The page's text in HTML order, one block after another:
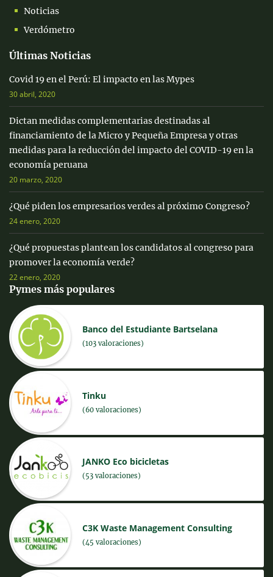
Noticias
Verdómetro
Últimas Noticias
Covid 19 en el Perú: El impacto en las Mypes
30 abril, 2020
Dictan medidas complementarias destinadas al
financiamiento de la Micro y Pequeña Empresa y otras
medidas para la reducción del impacto del COVID-19 en la
economía peruana
20 marzo, 2020
¿Qué piden los empresarios verdes al próximo Congreso?
24 enero, 2020
¿Qué propuestas plantean los candidatos al congreso para
promover la economía verde?
22 enero, 2020
Pymes más populares
Banco del Estudiante Bartselana
(103 valoraciones)
Tinku
(60 valoraciones)
JANKO Eco bicicletas
(53 valoraciones)
C3K Waste Management Consulting
(45 valoraciones)